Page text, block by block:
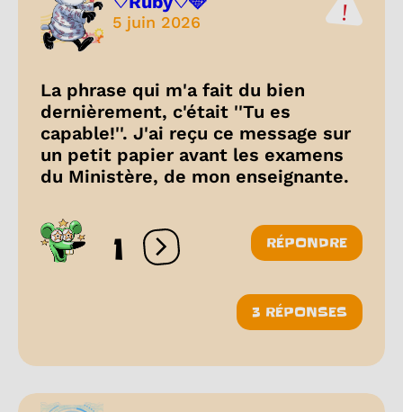
5 juin 2026
La phrase qui m'a fait du bien
dernièrement, c'était ''Tu es
capable!''. J'ai reçu ce message sur
un petit papier avant les examens
du Ministère, de mon enseignante.
1 Ouvrir les réactions
RÉPONDRE
3 RÉPONSES